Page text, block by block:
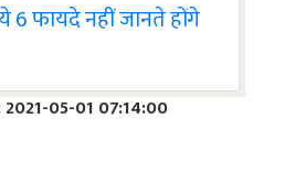
फायदे नहीं जानते होंगे
2021-05-01 07:14:00